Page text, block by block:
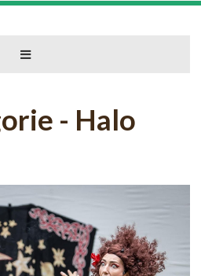
- Halo